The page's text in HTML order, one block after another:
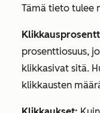
Tämä tieto tulee
prosenttiosuus,
klikkasivat sitä.
klikkausten